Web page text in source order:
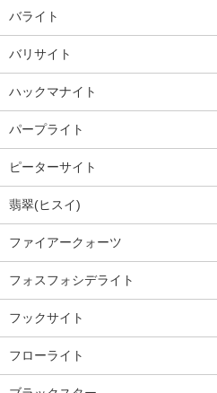
バライト
バリサイト
ハックマナイト
パープライト
ピーターサイト
翡翠(ヒスイ)
ファイアークォーツ
フォスフォシデライト
フックサイト
フローライト